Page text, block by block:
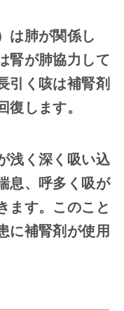
は肺が関係し
腎が肺協力して
引く咳は補腎剤
復します。
浅く深く吸い込
息、呼多く吸が
ます。このこと
に補腎剤が使用